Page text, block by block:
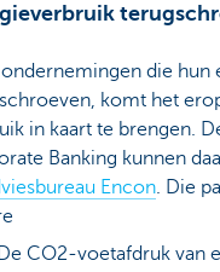
die hun
komt het
in kaart te brengen.
Banking kunnen
Encon. Die
De CO2-voetafdruk van